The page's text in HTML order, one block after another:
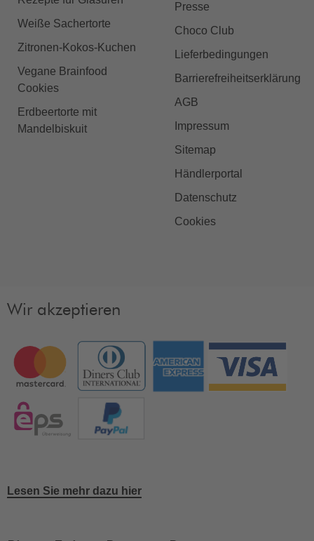
Weiße Sachertorte
Zitronen-Kokos-Kuchen
Vegane Brainfood
Cookies
Erdbeertorte mit
Mandelbiskuit
Presse
Choco Club
Lieferbedingungen
Barrierefreiheitserklärung
AGB
Impressum
Sitemap
Händlerportal
Datenschutz
Cookies
Wir akzeptieren
Lesen Sie mehr dazu hier